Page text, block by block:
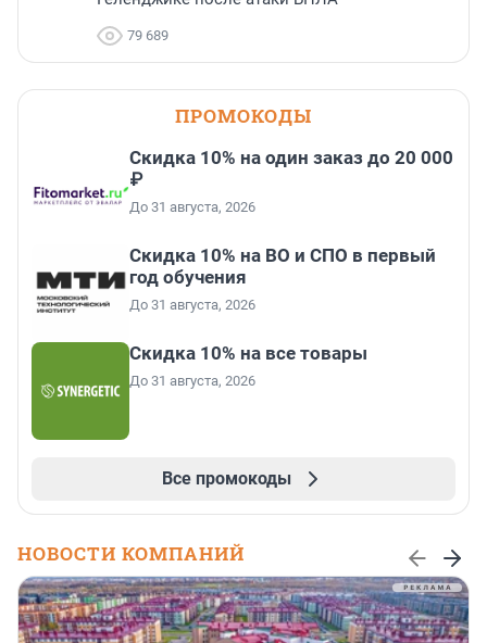
79 689
ПРОМОКОДЫ
Скидка 10% на один заказ до 20 000
₽
До 31 августа, 2026
Скидка 10% на ВО и СПО в первый
год обучения
До 31 августа, 2026
Скидка 10% на все товары
До 31 августа, 2026
Все промокоды
НОВОСТИ КОМПАНИЙ